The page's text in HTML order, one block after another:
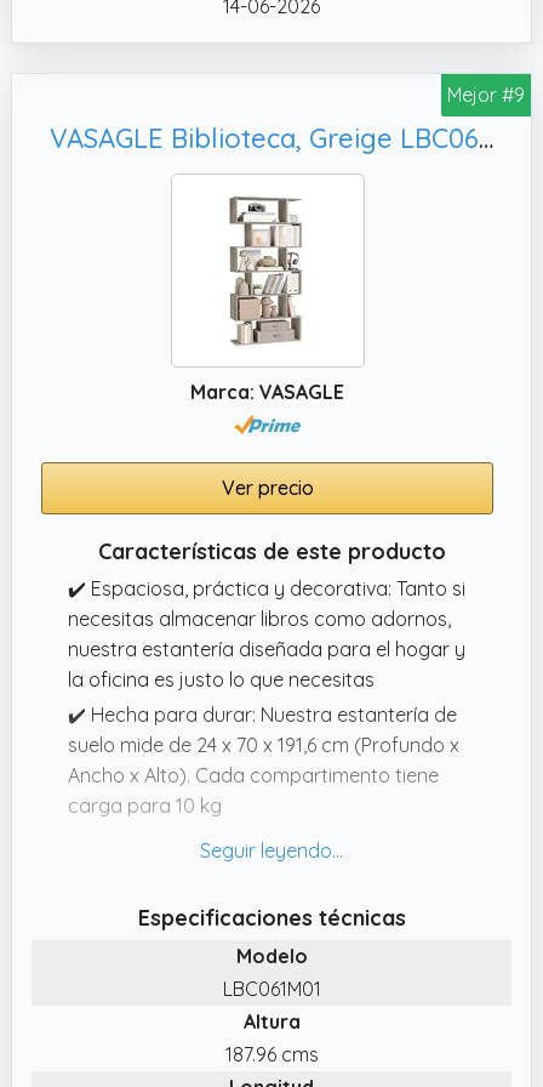
14-06-2026
Mejor #9
VASAGLE Biblioteca, Greige LBC061M01
Marca: VASAGLE
Ver precio
Características de este producto
✔️ Espaciosa, práctica y decorativa: Tanto si
necesitas almacenar libros como adornos,
nuestra estantería diseñada para el hogar y
la oficina es justo lo que necesitas
✔️ Hecha para durar: Nuestra estantería de
suelo mide de 24 x 70 x 191,6 cm (Profundo x
Ancho x Alto). Cada compartimento tiene
carga para 10 kg
✔️ Acabado profesional: Todos los bordes
tornillos, presentando un mueble de
almacenaje segura y con estilo
✔️ Más segura: Otros armarios de oficina y
estanterías de almacenamiento
independientes tienden a volcarse y
Especificaciones técnicas
Modelo
LBC061M01
Altura
187.96 cms